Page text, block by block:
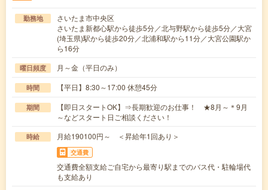
勤務地
さいたま市中央区
さいたま新都心駅から徒歩5分／北与野駅から徒歩5分／大宮
(埼玉県)駅から徒歩20分／北浦和駅から11分／大宮公園駅か
ら16分
曜日頻度 月～金（平日のみ）
時間 【平日】8:30～17:00 休憩45分
期間
【即日スタートOK】⇒長期歓迎のお仕事！ ★8月～＊9月
～などスタート日ご相談ください！
時給 月給190100円～ ＜昇給年1回あり＞
交通費
交通費全額支給ご自宅から最寄り駅までのバス代・駐輪場代
も支給あり